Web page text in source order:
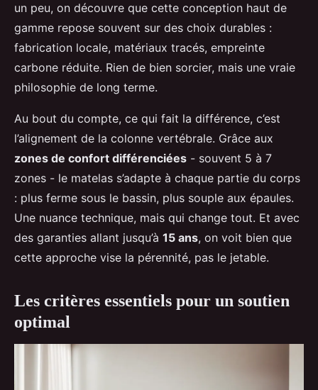
un peu, on découvre que cette conception haut de
gamme repose souvent sur des choix durables :
fabrication locale, matériaux tracés, empreinte
carbone réduite. Rien de bien sorcier, mais une vraie
philosophie de long terme.
Au bout du compte, ce qui fait la différence, c’est
l’alignement de la colonne vertébrale. Grâce aux
zones de confort différenciées - souvent 5 à 7
zones - le matelas s’adapte à chaque partie du corps
: plus ferme sous le bassin, plus souple aux épaules.
Une nuance technique, mais qui change tout. Et avec
des garanties allant jusqu’à 15 ans, on voit bien que
cette approche vise la pérennité, pas le jetable.
Les critères essentiels pour un soutien
optimal